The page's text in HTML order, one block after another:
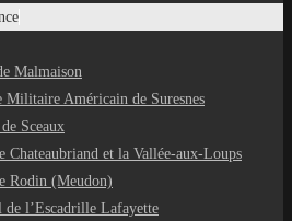
Malmaison
Militaire Américain de Suresnes
Sceaux
Chateaubriand et la Vallée-aux-Loups
Rodin (Meudon)
de l’Escadrille Lafayette